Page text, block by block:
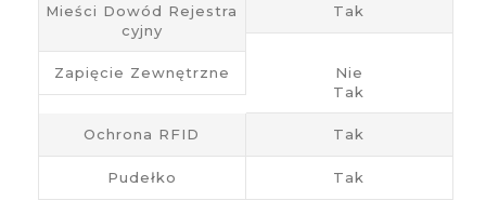
Mieści Dowód Rejestra
Cyjny
Tak
Zapięcie Zewnętrzne
Nie
Tak
Ochrona RFID Tak
Pudełko Tak